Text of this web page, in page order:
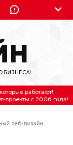
2:30 до 11:30 по
БИЗНЕСА!
работают!
проекты с 2006 года!
веб-дизайн